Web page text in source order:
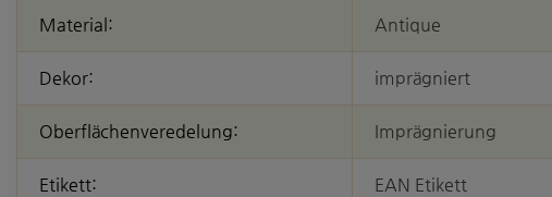
Material: Antique
Dekor: imprägniert
Oberflächenveredelung: Imprägnierung
Etikett: EAN Etikett